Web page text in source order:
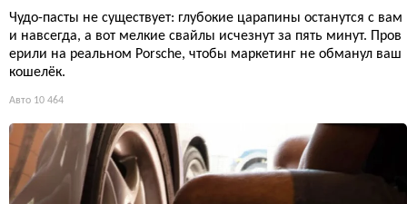
Чудо-пасты не существует: глубокие царапины останутся с вам
и навсегда, а вот мелкие свайлы исчезнут за пять минут. Пров
ерили на реальном Porsche, чтобы маркетинг не обманул ваш
кошелёк.
Авто 10 464